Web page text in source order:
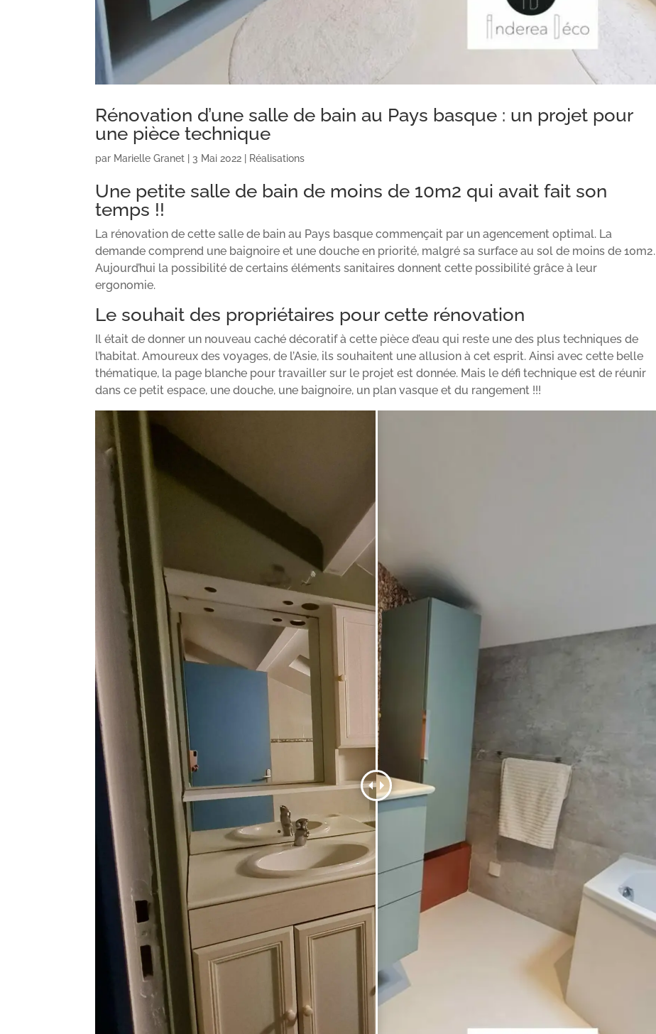
Rénovation d’une salle de bain au Pays basque : un projet pour
une pièce technique
par Marielle Granet 3 Mai 2022 Réalisations
Une petite salle de bain de moins de 10m2 qui avait fait son
temps !!
La rénovation de cette salle de bain au Pays basque commençait par un agencement optimal. La
demande comprend une baignoire et une douche en priorité, malgré sa surface au sol de moins de 10m2.
Aujourd’hui la possibilité de certains éléments sanitaires donnent cette possibilité grâce à leur
ergonomie.
Le souhait des propriétaires pour cette rénovation
Il était de donner un nouveau caché décoratif à cette pièce d’eau qui reste une des plus techniques de
l’habitat. Amoureux des voyages, de l’Asie, ils souhaitent une allusion à cet esprit. Ainsi avec cette belle
thématique, la page blanche pour travailler sur le projet est donnée. Mais le défi technique est de réunir
dans ce petit espace, une douche, une baignoire, un plan vasque et du rangement !!!